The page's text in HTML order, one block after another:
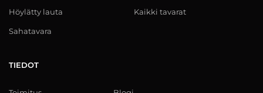
Höylätty lauta
Sahatavara
Kaikki tavarat
TIEDOT